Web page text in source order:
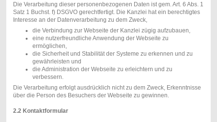
Die Verarbeitung dieser personenbezogenen Daten ist gem. Art. 6 Abs. 1
Satz 1 Buchst. f) DSGVO gerechtfertigt. Die Kanzlei hat ein berechtigtes
Interesse an der Datenverarbeitung zu dem Zweck,
die Verbindung zur Webseite der Kanzlei zügig aufzubauen,
eine nutzerfreundliche Anwendung der Webseite zu
ermöglichen,
die Sicherheit und Stabilität der Systeme zu erkennen und zu
gewährleisten und
die Administration der Webseite zu erleichtern und zu
verbessern.
Die Verarbeitung erfolgt ausdrücklich nicht zu dem Zweck, Erkenntnisse
über die Person des Besuchers der Webseite zu gewinnen.
2.2 Kontaktformular